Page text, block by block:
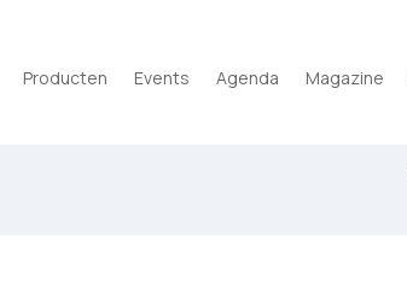
Producten Events Agenda Magazine